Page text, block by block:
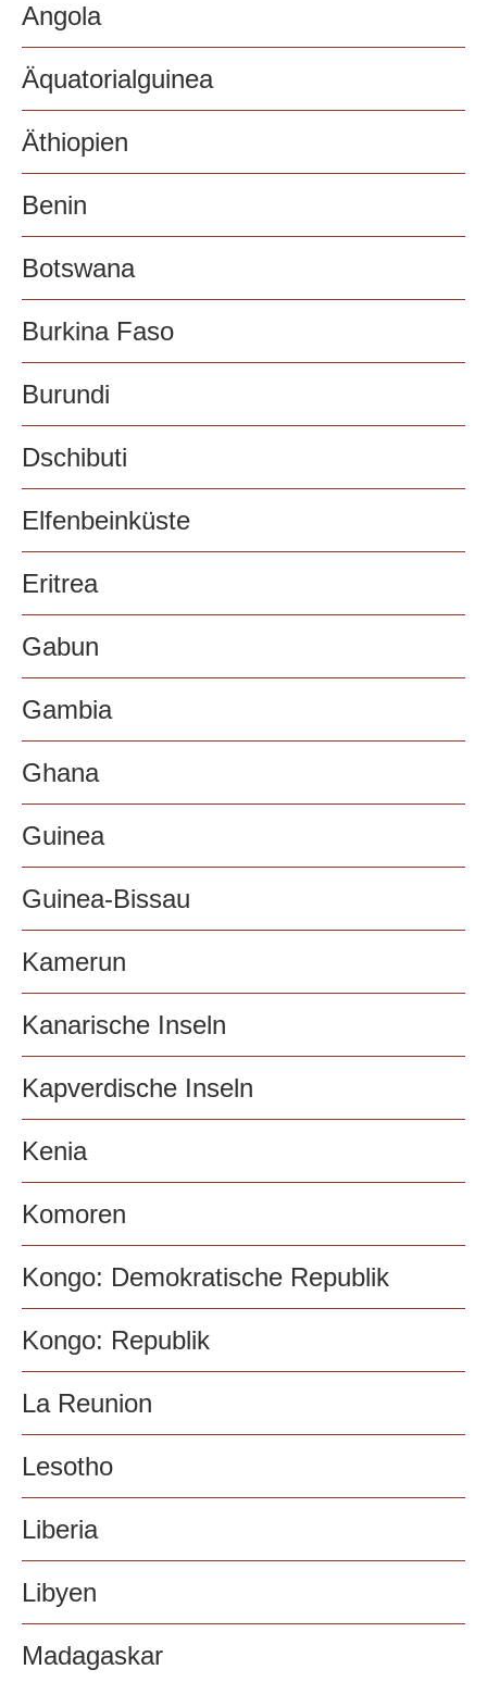
Angola
Äquatorialguinea
Äthiopien
Benin
Botswana
Burkina Faso
Burundi
Dschibuti
Elfenbeinküste
Eritrea
Gabun
Gambia
Ghana
Guinea
Guinea-Bissau
Kamerun
Kanarische Inseln
Kapverdische Inseln
Kenia
Komoren
Kongo: Demokratische Republik
Kongo: Republik
La Reunion
Lesotho
Liberia
Libyen
Madagaskar